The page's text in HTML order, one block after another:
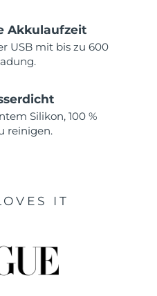
Akkulaufzeit
USB mit bis zu 600
Silikon, 100 %
reinigen.
IT